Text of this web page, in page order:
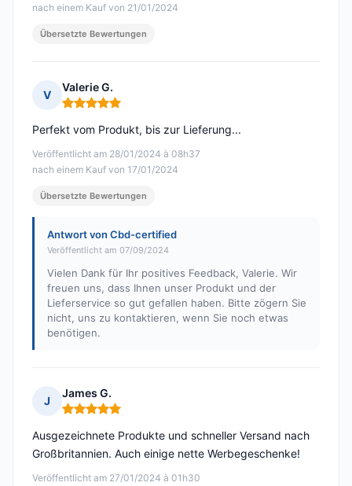
nach einem Kauf von 21/01/2024
Übersetzte Bewertungen
V
Valerie G.
Hinweis: 5 von 5
Veröffentlicht am 28/01/2024 à 08h37
nach einem Kauf von 17/01/2024
Perfekt vom Produkt, bis zur Lieferung...
Übersetzte Bewertungen
Antwort von Cbd-certified
Veröffentlicht am 07/09/2024
Vielen Dank für Ihr positives Feedback, Valerie. Wir
freuen uns, dass Ihnen unser Produkt und der
Lieferservice so gut gefallen haben. Bitte zögern Sie
nicht, uns zu kontaktieren, wenn Sie noch etwas
benötigen.
J
James G.
Hinweis: 5 von 5
Veröffentlicht am 27/01/2024 à 01h30
Ausgezeichnete Produkte und schneller Versand nach
Großbritannien. Auch einige nette Werbegeschenke!